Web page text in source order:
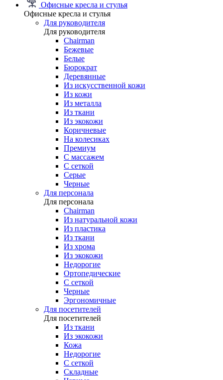
Офисные кресла и стулья
Офисные кресла и стулья
Для руководителя
Для руководителя
Chairman
Бежевые
Белые
Бюрократ
Деревянные
Из искусственной кожи
Из кожи
Из металла
Из ткани
Из экокожи
Коричневые
На колесиках
Премиум
С массажем
С сеткой
Серые
Черные
Для персонала
Для персонала
Chairman
Из натуральной кожи
Из пластика
Из ткани
Из хрома
Из экокожи
Недорогие
Ортопедические
С сеткой
Черные
Эргономичные
Для посетителей
Для посетителей
Из ткани
Из экокожи
Кожа
Недорогие
С сеткой
Складные